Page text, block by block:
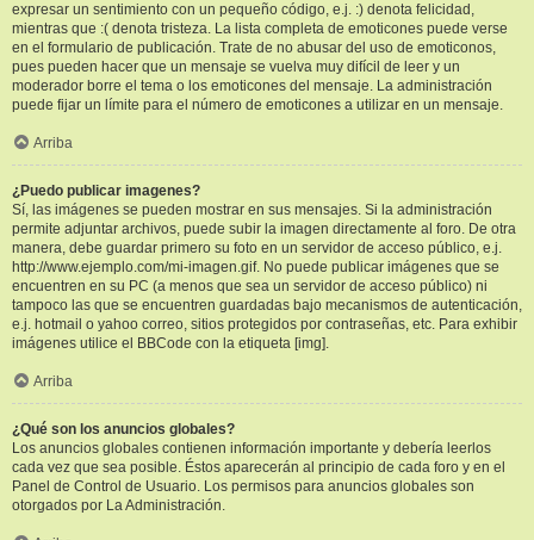
expresar un sentimiento con un pequeño código, e.j. :) denota felicidad,
mientras que :( denota tristeza. La lista completa de emoticones puede verse
en el formulario de publicación. Trate de no abusar del uso de emoticonos,
pues pueden hacer que un mensaje se vuelva muy difícil de leer y un
moderador borre el tema o los emoticones del mensaje. La administración
puede fijar un límite para el número de emoticones a utilizar en un mensaje.
Arriba
¿Puedo publicar imagenes?
Sí, las imágenes se pueden mostrar en sus mensajes. Si la administración
permite adjuntar archivos, puede subir la imagen directamente al foro. De otra
manera, debe guardar primero su foto en un servidor de acceso público, e.j.
http://www.ejemplo.com/mi-imagen.gif. No puede publicar imágenes que se
encuentren en su PC (a menos que sea un servidor de acceso público) ni
tampoco las que se encuentren guardadas bajo mecanismos de autenticación,
e.j. hotmail o yahoo correo, sitios protegidos por contraseñas, etc. Para exhibir
imágenes utilice el BBCode con la etiqueta [img].
Arriba
¿Qué son los anuncios globales?
Los anuncios globales contienen información importante y debería leerlos
cada vez que sea posible. Éstos aparecerán al principio de cada foro y en el
Panel de Control de Usuario. Los permisos para anuncios globales son
otorgados por La Administración.